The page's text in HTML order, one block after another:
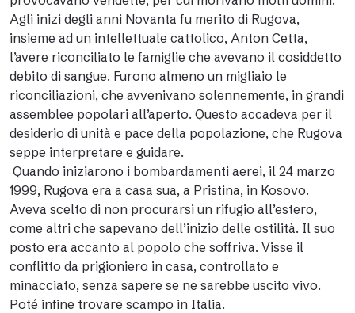
Agli inizi degli anni Novanta fu merito di Rugova,
insieme ad un intellettuale cattolico, Anton Cetta,
l’avere riconciliato le famiglie che avevano il cosiddetto
debito di sangue. Furono almeno un migliaio le
riconciliazioni, che avvenivano solennemente, in grandi
assemblee popolari all’aperto. Questo accadeva per il
desiderio di unità e pace della popolazione, che Rugova
seppe interpretare e guidare.
Quando iniziarono i bombardamenti aerei, il 24 marzo
1999, Rugova era a casa sua, a Pristina, in Kosovo.
Aveva scelto di non procurarsi un rifugio all’estero,
come altri che sapevano dell’inizio delle ostilità. Il suo
posto era accanto al popolo che soffriva. Visse il
conflitto da prigioniero in casa, controllato e
minacciato, senza sapere se ne sarebbe uscito vivo.
Poté infine trovare scampo in Italia.